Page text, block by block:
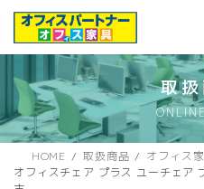
ス
キ
ン
に
取
HOME 取扱商品
オフィス
オフィスチェア プラス ユーチェア